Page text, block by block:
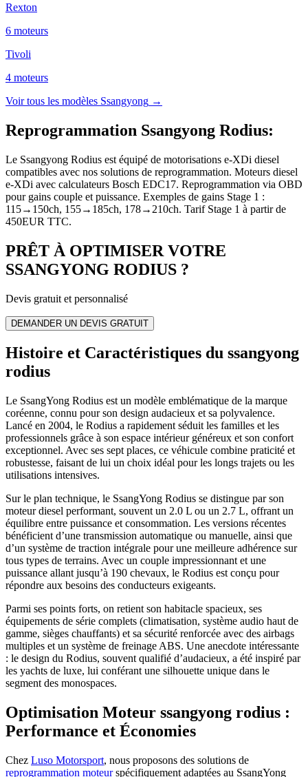
Rexton
6 moteurs
Tivoli
4 moteurs
Voir tous les modèles Ssangyong →
Reprogrammation Ssangyong Rodius:
Le Ssangyong Rodius est équipé de motorisations e-XDi diesel
compatibles avec nos solutions de reprogrammation. Moteurs diesel
e-XDi avec calculateurs Bosch EDC17. Reprogrammation via OBD
pour gains couple et puissance. Exemples de gains Stage 1 :
115→150ch, 155→185ch, 178→210ch. Tarif Stage 1 à partir de
450EUR TTC.
PRÊT À OPTIMISER VOTRE
SSANGYONG RODIUS ?
Devis gratuit et personnalisé
DEMANDER UN DEVIS GRATUIT
Histoire et Caractéristiques du ssangyong
rodius
Le SsangYong Rodius est un modèle emblématique de la marque
coréenne, connu pour son design audacieux et sa polyvalence.
Lancé en 2004, le Rodius a rapidement séduit les familles et les
professionnels grâce à son espace intérieur généreux et son confort
exceptionnel. Avec ses sept places, ce véhicule combine praticité et
robustesse, faisant de lui un choix idéal pour les longs trajets ou les
utilisations intensives.
Sur le plan technique, le SsangYong Rodius se distingue par son
moteur diesel performant, souvent un 2.0 L ou un 2.7 L, offrant un
équilibre entre puissance et consommation. Les versions récentes
bénéficient d’une transmission automatique ou manuelle, ainsi que
d’un système de traction intégrale pour une meilleure adhérence sur
tous types de terrains. Avec un couple impressionnant et une
puissance allant jusqu’à 190 chevaux, le Rodius est conçu pour
répondre aux besoins des conducteurs exigeants.
Parmi ses points forts, on retient son habitacle spacieux, ses
équipements de série complets (climatisation, système audio haut de
gamme, sièges chauffants) et sa sécurité renforcée avec des airbags
multiples et un système de freinage ABS. Une anecdote intéressante
: le design du Rodius, souvent qualifié d’audacieux, a été inspiré par
les yachts de luxe, lui conférant une silhouette unique dans le
segment des monospaces.
Optimisation Moteur ssangyong rodius :
Performance et Économies
Chez Luso Motorsport, nous proposons des solutions de
reprogrammation moteurspécifiquement adaptées au SsangYong